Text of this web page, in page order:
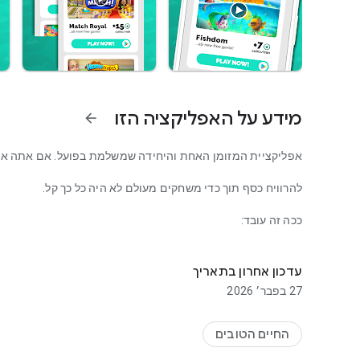
מידע על האפליקציה הזו arrow_forward
אפליקציית המזומן האחת והיחידה שמשלמת בפועל. אם אתה
להרוויח כסף תוך כדי משחקים מעולם לא היה כל כך קל.
ככה זה עובד:
👉 בחר משחק אחד או כמה מהרשימה שלנו והפעל. אתה
👉 באפליקציה, בדוק בכל עת את ההתקדמות שלך: ראה כמה
עדכון אחרון בתאריך
27 בפבר׳ 2026
החיים הטובים